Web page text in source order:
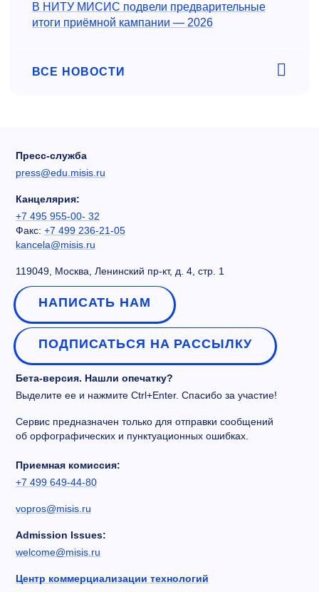
В НИТУ МИСИС подвели предварительные
итоги приёмной кампании — 2026
ВСЕ НОВОСТИ
Пресс-служба
press@edu.misis.ru
Канцелярия:
+7 495 955-00- 32
Факс: +7 499 236-21-05
kancela@misis.ru
119049, Москва, Ленинский пр-кт, д. 4, стр. 1
НАПИСАТЬ НАМ
ПОДПИСАТЬСЯ НА РАССЫЛКУ
Бета-версия. Нашли опечатку?
Выделите ее и нажмите Ctrl+Enter. Спасибо за участие!
Сервис предназначен только для отправки сообщений
об орфографических и пунктуационных ошибках.
Приемная комиссия:
+7 499 649-44-80
vopros@misis.ru
Admission Issues:
welcome@misis.ru
Центр коммерциализации технологий